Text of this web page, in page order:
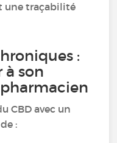
une traçabilité
:
à son
CBD avec un
: